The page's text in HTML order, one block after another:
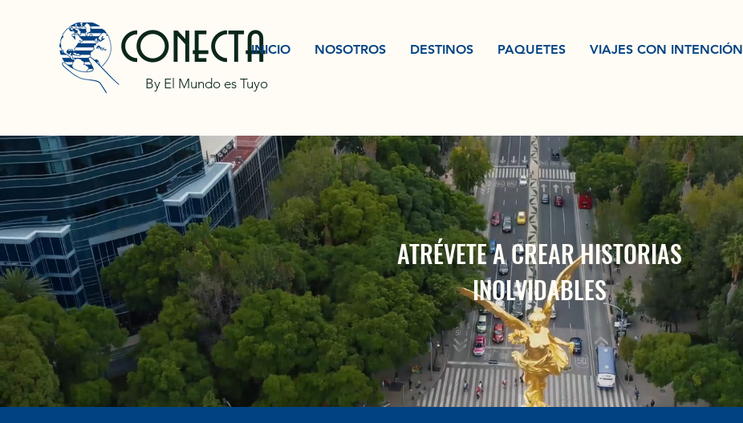
conecta
By El Mundo es Tuyo
INICIO NOSOTROS DESTINOS PAQUETES VIAJES CON INTENCIÓN
ATRÉVETE A CREAR HISTORIAS
INOLVIDABLES